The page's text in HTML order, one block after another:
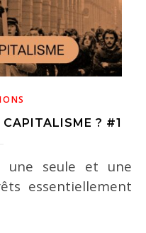
? #1
essentiellement